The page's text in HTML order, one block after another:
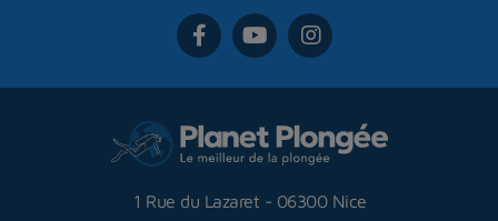
1 Rue du Lazaret - 06300 Nice